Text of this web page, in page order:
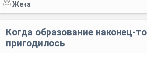
Жена
Когда образование наконец-то
пригодилось